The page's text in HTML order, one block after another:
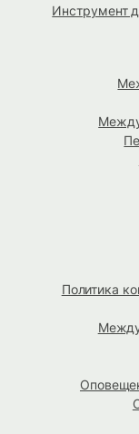
Инструмент
Политика